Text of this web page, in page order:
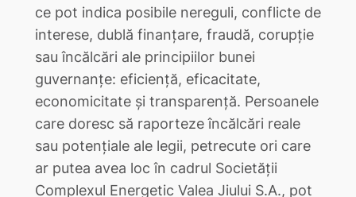
ce pot indica posibile nereguli, conflicte de
interese, dublă finanțare, fraudă, corupție
sau încălcări ale principiilor bunei
guvernanțe: eficiență, eficacitate,
economicitate și transparență. Persoanele
care doresc să raporteze încălcări reale
sau potențiale ale legii, petrecute ori care
ar putea avea loc în cadrul Societății
Complexul Energetic Valea Jiului S.A., pot